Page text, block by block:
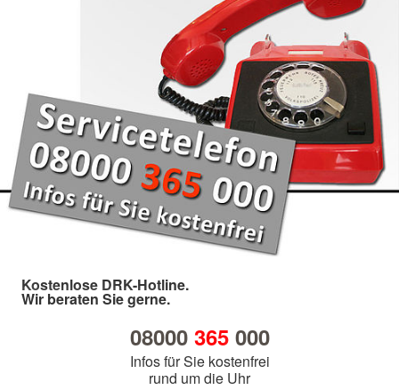
Kostenlose DRK-Hotline.
Wir beraten Sie gerne.
08000 365000
Infos für Sie kostenfrei
rund um die Uhr